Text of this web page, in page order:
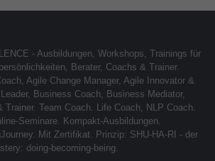
- Ausbildungen, Workshops, Trainings für
Berater, Coachs & Trainer.
Agile Change Manager, Agile Innovator &
Business Coach, Business Mediator,
Trainer. Team Coach. Life Coach, NLP Coach.
Seminare. Kompakt-Ausbildungen.
Mit Zertifikat. Prinzip: SHU-HA-RI - der
doing-becoming-being.